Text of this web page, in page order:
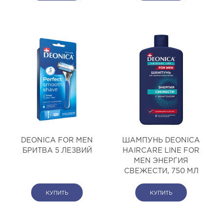
DEONICA FOR MEN
БРИТВА 5 ЛЕЗВИЙ
КУПИТЬ
ШАМПУНЬ DEONICA
HAIRCARE LINE FOR
MEN ЭНЕРГИЯ
СВЕЖЕСТИ, 750 МЛ
КУПИТЬ